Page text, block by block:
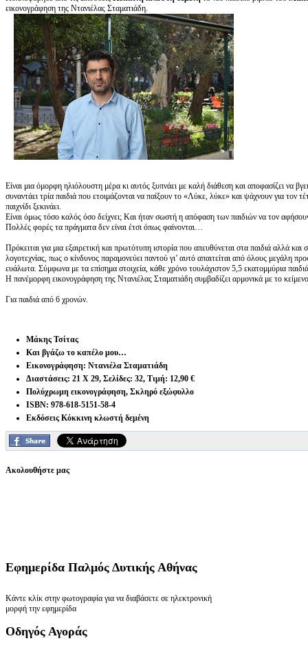
εικονογράφηση της Ντανιέλας Σταματιάδη.
Είναι μια όμορφη ηλιόλουστη μέρα κι αυτός ξυπνάει με καλή διάθεση και αποφασίζει να
συναντάει τρία παιδιά που ετοιμάζονται να παίξουν το «Λύκε, λύκε» και ψάχνουν για τον
παιχνίδι ξεκινάει.
Είναι όμως τόσο καλός όσο δείχνει; Και ήταν σωστή η απόφαση των παιδιών να τον
Πολλές φορές τα πράγματα δεν είναι έτσι όπως φαίνονται…
Πρόκειται για μια εξαιρετική και πρωτότυπη ιστορία που απευθύνεται στα παιδιά αλλά και
λογοτεχνίας, πως ο κίνδυνος παραμονεύει παντού γι’ αυτό απαιτείται από όλους μεγάλη
ευάλωτα. Σύμφωνα με τα επίσημα στοιχεία, κάθε χρόνο τουλάχιστον 5,5 εκατομμύρια
Η πανέμορφη εικονογράφηση της Ντανιέλας Σταματιάδη συμβαδίζει αρμονικά με το
Για παιδιά από 6 χρονών.
Μάκης Τσίτας
Και βγάζω το καπέλο μου…
Εικονογράφηση: Ντανιέλα Σταματιάδη
Διαστάσεις: 21 Χ 29, Σελίδες: 32, Τιμή: 12,90 €
Πολύχρωμη εικονογράφηση, Σκληρό εξώφυλλο
ISBN: 978-618-5151-58-4
Εκδόσεις Κόκκινη κλωστή δεμένη
Ακολουθήστε μας
Εφημερίδα Παλμός Δυτικής Αθήνας
Κάντε κλίκ στην φωτογραφία για να διαβάσετε σε ηλεκτρονική
μορφή την εφημερίδα
Οδηγός Αγοράς